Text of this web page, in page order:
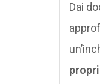
Dai